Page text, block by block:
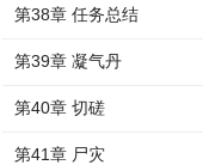
第38章 任务总结
第39章 凝气丹
第40章 切磋
第41章 尸灾